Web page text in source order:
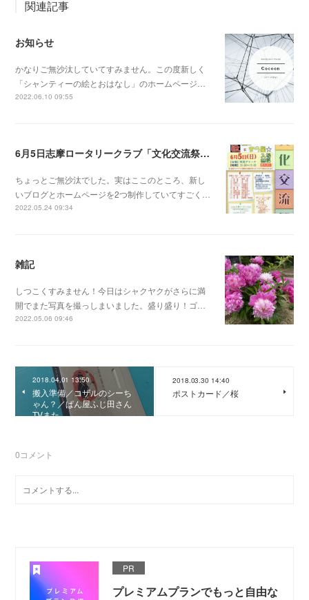
関連記事
お知らせ
かなりご無沙汰していてすみません。この度新しく
「シャンティーの絵とおはなし」のホームページ…
2022.06.10 09:55
6月5日志摩ロータリークラブ「文化交流祭」だよ！
ちょっとご無沙汰でした。実はここのところ、新し
いブログとホームページを2つ制作していてすごく…
2022.05.24 09:34
雑記
しつこくすみません！今日はシャクヤクがさらに満
開でまた写真を撮っしまいました。盛り盛り！ゴ…
2022.05.06 09:46
2018.04.01 13:50
搬入準備／コザルのシーち
ゃん？／ぱん屋ふじ田さん
TVまた
2018.03.30 14:40
ポストカード／桜
0コメント
PR
プレミアムプランでもっと自由な